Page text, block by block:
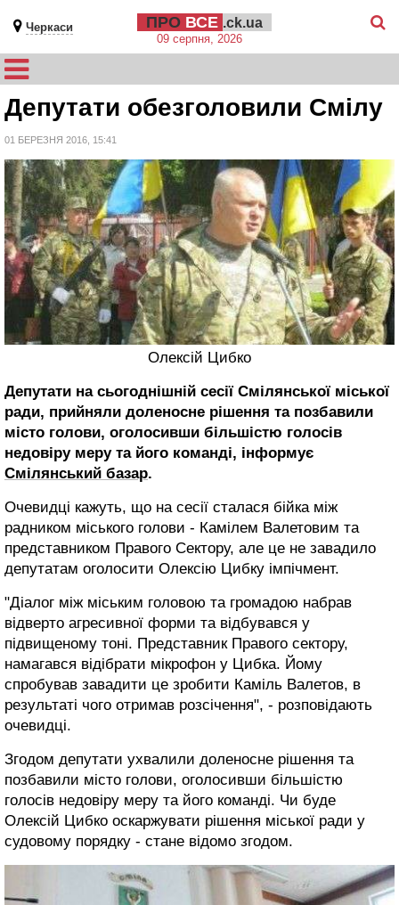
Черкаси ПРО ВСЕ .ck.ua
09 серпня, 2026
Депутати обезголовили Смілу
01 БЕРЕЗНЯ 2016, 15:41
Олексій Цибко
Депутати на сьогоднішній сесії Смілянської міської
ради, прийняли доленосне рішення та позбавили
місто голови, оголосивши більшістю голосів
недовіру меру та його команді, інформує
Смілянський базар.
Очевидці кажуть, що на сесії сталася бійка між
радником міського голови - Камілем Валетовим та
представником Правого Сектору, але це не завадило
депутатам оголосити Олексію Цибку імпічмент.
"Діалог між міським головою та громадою набрав
відверто агресивної форми та відбувався у
підвищеному тоні. Представник Правого сектору,
намагався відібрати мікрофон у Цибка. Йому
спробував завадити це зробити Каміль Валетов, в
результаті чого отримав розсічення", - розповідають
очевидці.
Згодом депутати ухвалили доленосне рішення та
позбавили місто голови, оголосивши більшістю
голосів недовіру меру та його команді. Чи буде
Олексій Цибко оскаржувати рішення міської ради у
судовому порядку - стане відомо згодом.